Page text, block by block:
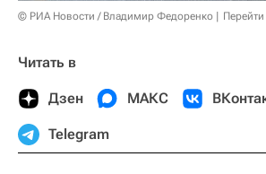
© РИА Новости / Владимир Федоренко
Читать в
Дзен МАКС
Telegram